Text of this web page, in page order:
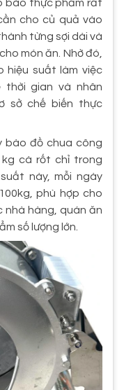
bào thực phẩm rất
cho củ quả vào
từng sợi dài và
món ăn. Nhờ đó,
hiệu suất làm việc
thời gian và nhân
sở chế biến thực
bào đồ chua công
cà rốt chỉ trong
này, mỗi ngày
phù hợp cho
nhà hàng, quán ăn
số lượng lớn.